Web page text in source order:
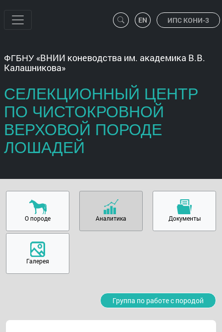
ИПС КОНИ-3
ФГБНУ
ВНИИ коневодства им. академика В.В.
Калашникова
СЕЛЕКЦИОННЫЙ ЦЕНТР
ПО ЧИСТОКРОВНОЙ
ВЕРХОВОЙ ПОРОДЕ
ЛОШАДЕЙ
О породе Аналитика Документы
Галерея
Группа по работе с породой